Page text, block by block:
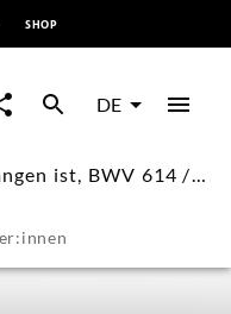
SHOP
DE
J.S. BACH Das alte Jahr vergangen ist, BWV 614 / Víkingur Ólafsson